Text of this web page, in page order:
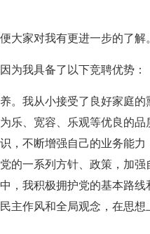
大家对我有更进一步的了解。
为我具备了以下竞聘优势：
。我从小接受了良好家庭的
乐、宽容、乐观等优良的品
，不断增强自己的业务能力
的一系列方针、政策，加强
，我积极拥护党的基本路线
主作风和全局观念，在思想